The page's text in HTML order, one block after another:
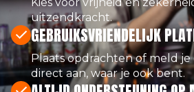
uitzendkracht.
GEBRUIKSVRIENDELIJK
Plaats opdrachten of meld
direct aan, waar je ook bent.